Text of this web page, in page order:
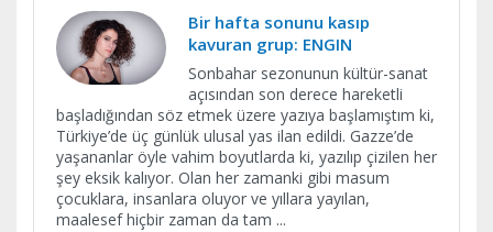
Bir hafta sonunu kasıp
kavuran grup: ENGIN
Sonbahar sezonunun kültür-sanat
açısından son derece hareketli
başladığından söz etmek üzere yazıya başlamıştım ki,
Türkiye’de üç günlük ulusal yas ilan edildi. Gazze’de
yaşananlar öyle vahim boyutlarda ki, yazılıp çizilen her
şey eksik kalıyor. Olan her zamanki gibi masum
çocuklara, insanlara oluyor ve yıllara yayılan,
maalesef hiçbir zaman da tam ...